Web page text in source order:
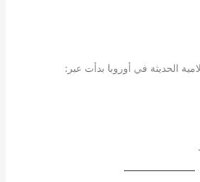
الحديثة في أوروبا بدأت عبر: